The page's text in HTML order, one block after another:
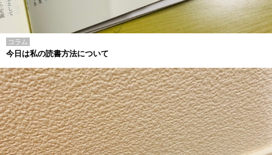
コラム
今日は私の読書方法について